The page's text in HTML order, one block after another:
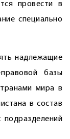
провести в
специально
надлежащие
базы
мира в
в состав
подразделений